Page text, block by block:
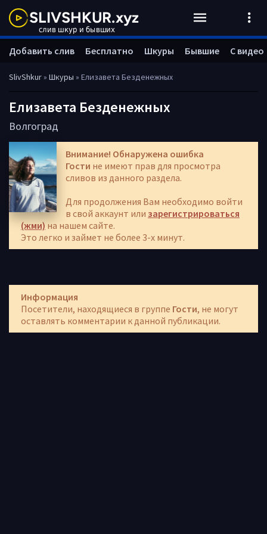
SlivShkur» Шкуры » Елизавета Безденежных
Елизавета Безденежных
Волгоград
Внимание! Обнаружена ошибка
Гости не имеют прав для просмотра
сливов из данного раздела.
Для продолжения Вам необходимо войти
в свой аккаунт или зарегистрироваться
(жми) на нашем сайте.
Это легко и займет не более 3-х минут.
Информация
Посетители, находящиеся в группе Гости, не могут
оставлять комментарии к данной публикации.
Добавить слив Бесплатно Шкуры Бывшие С видео